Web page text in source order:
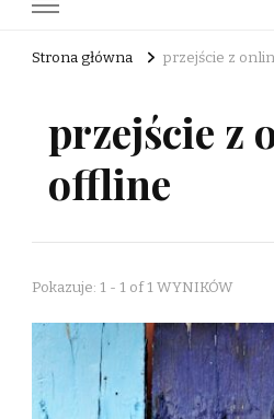
Strona główna przejście z
przejście z
offline
Pokazuje: 1 - 1 of 1 WYNIKÓW